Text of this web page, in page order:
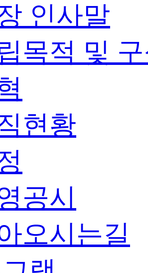
인사말
목적 및
현황
공시
오시는길